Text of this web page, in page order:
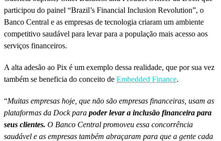
participou do painel “Brazil’s Financial Inclusion Revolution”, o
Banco Central e as empresas de tecnologia criaram um ambiente
competitivo saudável para levar para a população mais acesso aos
serviços financeiros.
A alta adesão ao Pix é um exemplo dessa realidade, que por sua vez
também se beneficia do conceito de Embedded Finance.
“Muitas empresas hoje, que não são empresas financeiras, usam as
plataformas da Dock para poder levar a inclusão financeira para
seus clientes. O Banco Central promoveu essa concorrência
saudável e as empresas também abraçaram para que a gente cada